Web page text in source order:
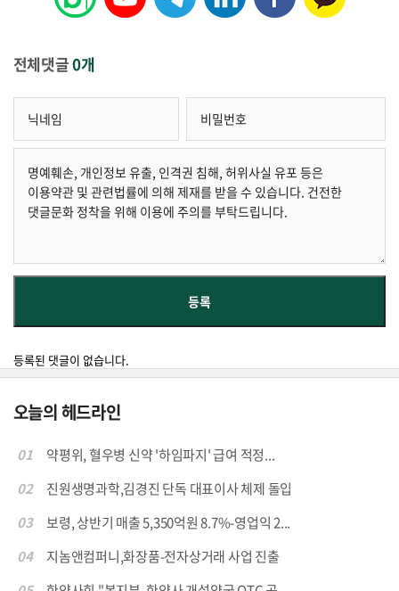
전체댓글0개
등록된 댓글이 없습니다.
오늘의 헤드라인
01
약평위, 혈우병 신약 '하임파지' 급여 적정...
02
진원생명과학,김경진 단독 대표이사 체제 돌입
03
보령, 상반기 매출 5,350억원 8.7%-영업익 2...
04
지놈앤컴퍼니,화장품-전자상거래 사업 진출